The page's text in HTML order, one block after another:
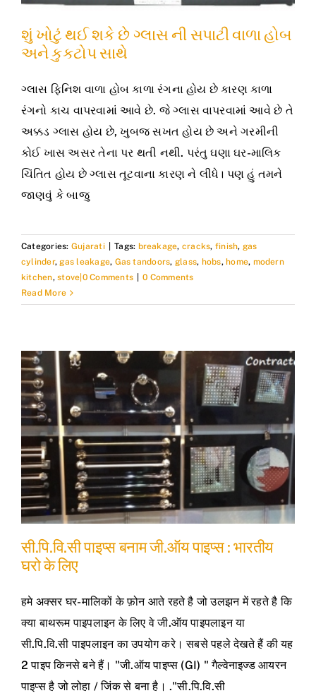
શું ખોટું થઈ શકે છે ગ્લાસ ની સપાટી વાળા હોબ
અને કુકટોપ સાથે
ગ્લાસ ફિનિશ વાળા હોબ કાળા રંગના હોય છે કારણ કાળા
રંગનો કાચ વાપરવામાં આવે છે. જે ગ્લાસ વાપરવામાં આવે છે તે
અક્કડ ગ્લાસ હોય છે, ખુબજ સખત હોય છે અને ગરમીની
કોઈ ખાસ અસર તેના પર થતી નથી. પરંતુ ઘણા ઘર-માલિક
ચિંતિત હોય છે ગ્લાસ તૂટવાના કારણ ને લીધે। પણ હું તમને
જાણવું કે બાજુ
Categories: Gujarati Tags: breakage, cracks, finish, gas
cylinder,gas leakage, Gas tandoors, glass, hobs, home, modern
kitchen,stove|0 Comments
0 Comments
Read More
सी.पि.वि.सी पाइप्स बनाम जी.ऑय पाइप्स : भारतीय
घरो के लिए
हमे अक्सर घर-मालिकों के फ़ोन आते रहते है जो उलझन में रहते है कि
क्या बाथरूम पाइपलाइन के लिए वे जी.ऑय पाइपलाइन या
सी.पि.वि.सी पाइपलाइन का उपयोग करे। सबसे पहले देखते हैं की यह
2 पाइप किनसे बने हैं। "जी.ऑय पाइप्स (GI) " गैल्वेनाइज्ड आयरन
पाइप्स है जो लोहा / जिंक से बना है। ."सी.पि.वि.सी